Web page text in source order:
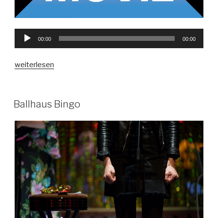
Audio-
00:00 00:00
„ROAD
ein
weiterlesen
VERÖFFENTLICHT
AM
Ballhaus Bingo